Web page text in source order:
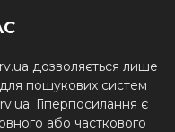
дозволяється лише
пошукових систем
Гіперпосилання є
або часткового